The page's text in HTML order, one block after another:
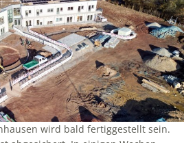
wird bald fertiggestellt sein.